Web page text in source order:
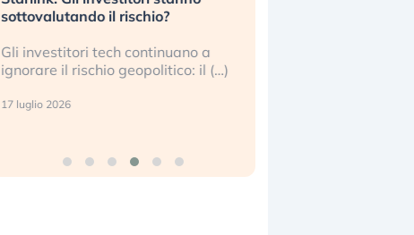
sottovalutando il rischio?
Gli investitori tech continuano a
ignorare il rischio geopolitico: il (…)
17 luglio 2026